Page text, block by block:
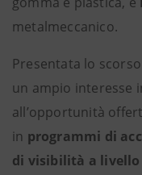
metalmeccanico.
Presentata lo
un ampio interesse
all’opportunità
in programmi di
di visibilità a